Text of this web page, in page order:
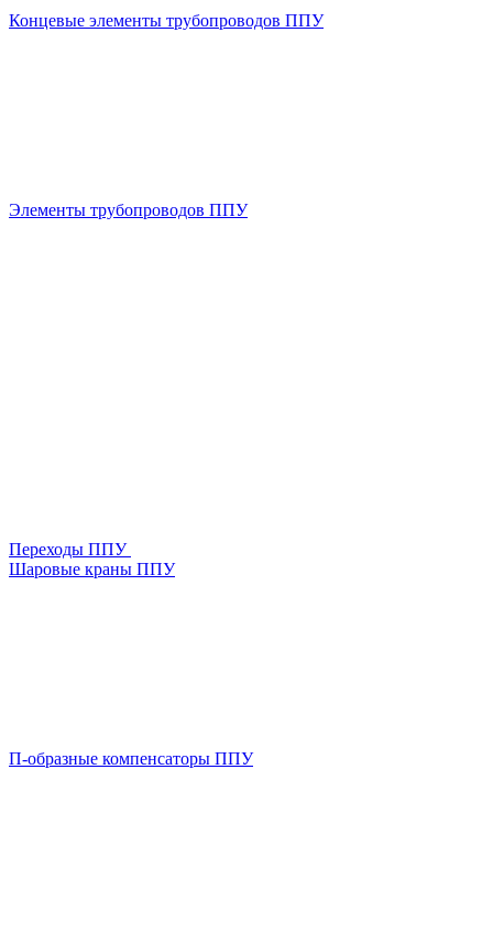
Концевые элементы трубопроводов ППУ
Элементы трубопроводов ППУ
Переходы ППУ
Шаровые краны ППУ
П-образные компенсаторы ППУ